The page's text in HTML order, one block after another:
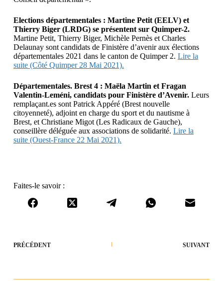
Elections départementales : Martine Petit (EELV) et
Thierry Biger (LRDG) se présentent sur Quimper-2.
Martine Petit, Thierry Biger, Michèle Pernès et Charles
Delaunay sont candidats de Finistère d’avenir aux élections
départementales 2021 dans le canton de Quimper 2. Lire la
suite (Côté Quimper 28 Mai 2021).
Départementales. Brest 4 : Maëla Martin et Fragan
Valentin-Leméni, candidats pour Finistère d’Avenir.Leurs
remplaçant.es sont Patrick Appéré (Brest nouvelle
citoyenneté), adjoint en charge du sport et du nautisme à
Brest, et Christiane Migot (Les Radicaux de Gauche),
conseillère déléguée aux associations de solidarité. Lire la
suite (Ouest-France 22 Mai 2021).
Faites-le savoir :
PRÉCÉDENT SUIVANT